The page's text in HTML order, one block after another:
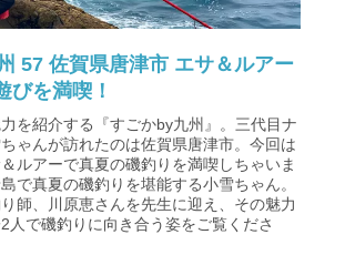
57 佐賀県唐津市 エサ＆ルアー
びを満喫！
を紹介する『すごかby九州』。三代目ナ
ゃんが訪れたのは佐賀県唐津市。今回は
ルアーで真夏の磯釣りを満喫しちゃいま
で真夏の磯釣りを堪能する小雪ちゃん。
師、川原恵さんを先生に迎え、その魅力
人で磯釣りに向き合う姿をご覧くださ